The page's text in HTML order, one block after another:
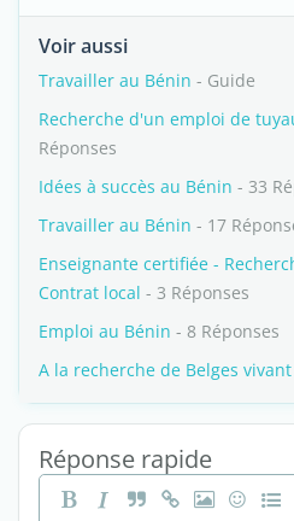
Voir aussi
Travailler au Bénin - Guide
Recherche d'un emploi de
Réponses
Idées à succès au Bénin - 33
Travailler au Bénin - 17
Enseignante certifiée -
Contrat local - 3 Réponses
Emploi au Bénin - 8 Réponses
A la recherche de Belges
Réponse rapide